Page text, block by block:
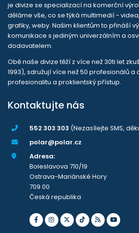
je divize se specializací na komerční
děláme vše, co se týká multimedií -
grafiky, weby. Našim klientům to přináší
komunikace s jediným univerzálním a
dodavatelem.
Obě naše divize těží z více než 30ti let
1993), sdružují více než 50 profesionálů
profesionalitu a proklientský přístup.
Kontaktujte nás
552 303 303 (Nezasílejte SMS,
polar@polar.cz
Adresa:
Boleslavova 710/19
Ostrava-Mariánské Hory
709 00
Česká republika